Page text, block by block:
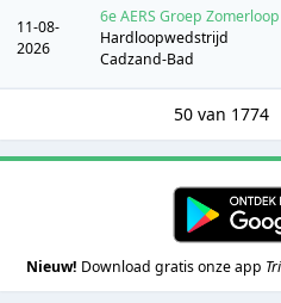
11-08-
2026
6e AERS Groep
Hardloopwedstrijd
Cadzand-Bad
50 van 1774
Nieuw! Download gratis onze app